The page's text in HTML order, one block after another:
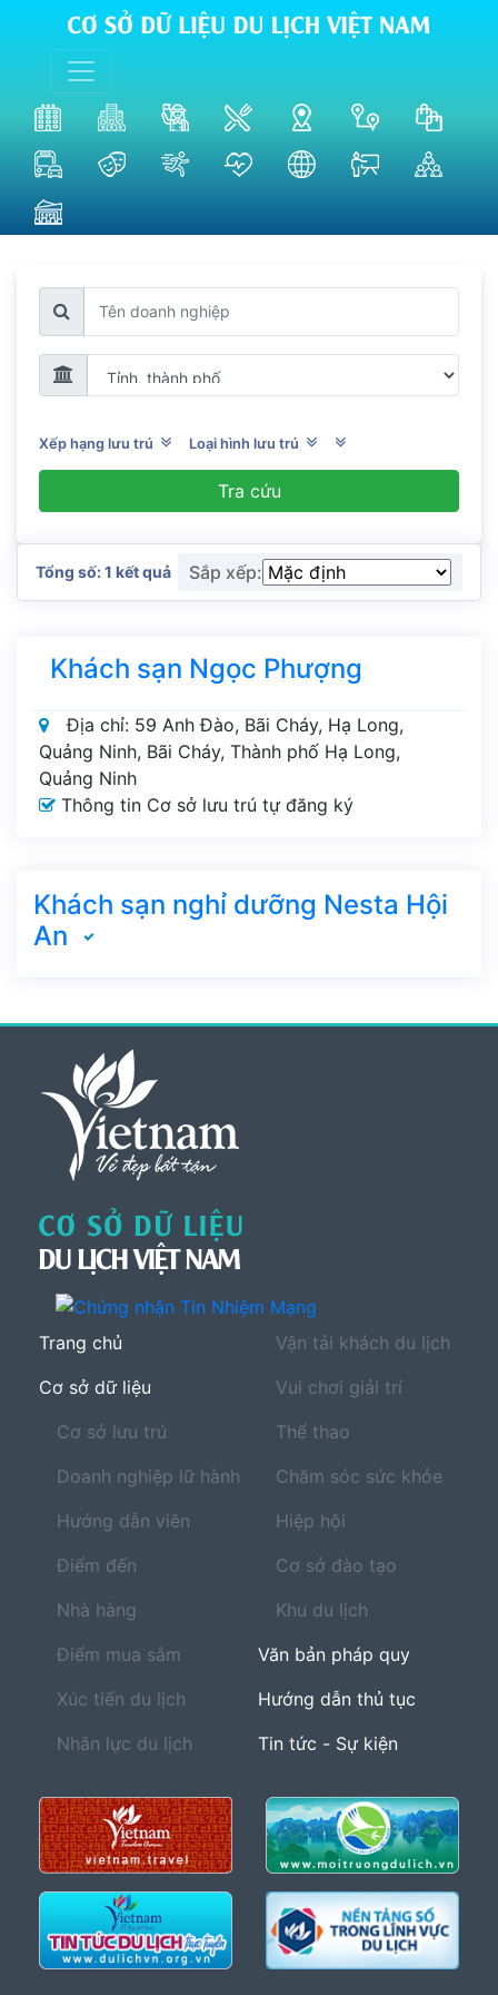
Xếp hạng lưu trú Loại hình lưu trú
Tra cứu
Tổng số: 1 kết quả Sắp xếp:
Khách sạn Ngọc Phượng
Địa chỉ: 59 Anh Đào, Bãi Cháy, Hạ Long,
Quảng Ninh, Bãi Cháy, Thành phố Hạ Long,
Quảng Ninh
Thông tin Cơ sở lưu trú tự đăng ký
Khách sạn nghỉ dưỡng Nesta Hội
An
Trang chủ
Cơ sở dữ liệu
Cơ sở lưu trú
Doanh nghiệp lữ hành
Hướng dẫn viên
Điểm đến
Nhà hàng
Điểm mua sắm
Xúc tiến du lịch
Nhân lực du lịch
Vận tải khách du lịch
Vui chơi giải trí
Thể thao
Chăm sóc sức khỏe
Hiệp hội
Cơ sở đào tạo
Khu du lịch
Văn bản pháp quy
Hướng dẫn thủ tục
Tin tức - Sự kiện